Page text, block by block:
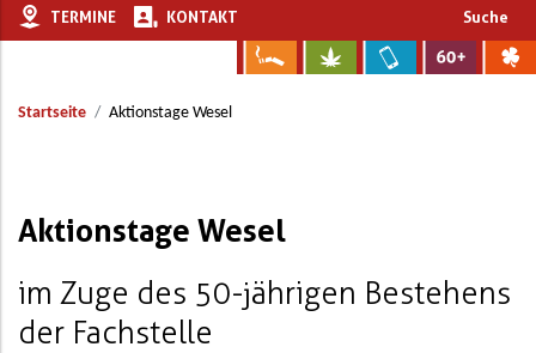
TERMINE KONTAKT Suche
Startseite Aktionstage Wesel
Aktionstage Wesel
im Zuge des 50-jährigen Bestehens
der Fachstelle